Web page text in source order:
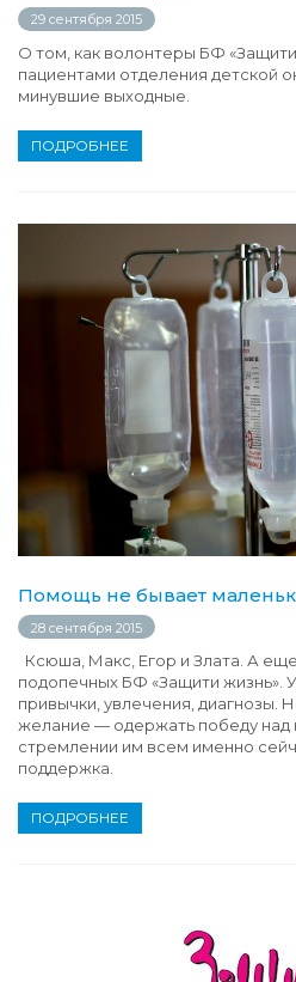
29 сентября 2015
О том, как волонтеры БФ
пациентами отделения детской
минувшие выходные.
ПОДРОБНЕЕ
Помощь не бывает
28 сентября 2015
Ксюша, Макс, Егор и Злата. А
подопечных БФ «Защити жизнь».
привычки, увлечения, диагнозы.
желание — одержать победу над
стремлении им всем именно
поддержка.
ПОДРОБНЕЕ